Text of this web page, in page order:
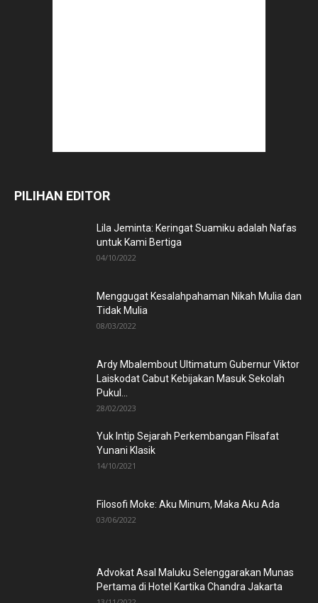
PILIHAN EDITOR
Lila Jeminta: Keringat Suamiku adalah Nafas
untuk Kami Bertiga
04/10/2022
Menggugat Kesalahpahaman Nikah Mulia dan
Tidak Mulia
08/03/2022
Ardy Mbalembout Ultimatum Gubernur Viktor
Laiskodat Cabut Kebijakan Masuk Sekolah
Pukul...
28/02/2023
Yuk Intip Sejarah Perkembangan Filsafat
Yunani Klasik
14/10/2021
Filosofi Moke: Aku Minum, Maka Aku Ada
03/06/2022
Advokat Asal Maluku Selenggarakan Munas
Pertama di Hotel Kartika Chandra Jakarta